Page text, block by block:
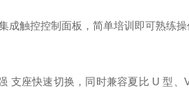
成触控控制面板，简单培训即可熟练
支座快速切换，同时兼容夏比 U 型